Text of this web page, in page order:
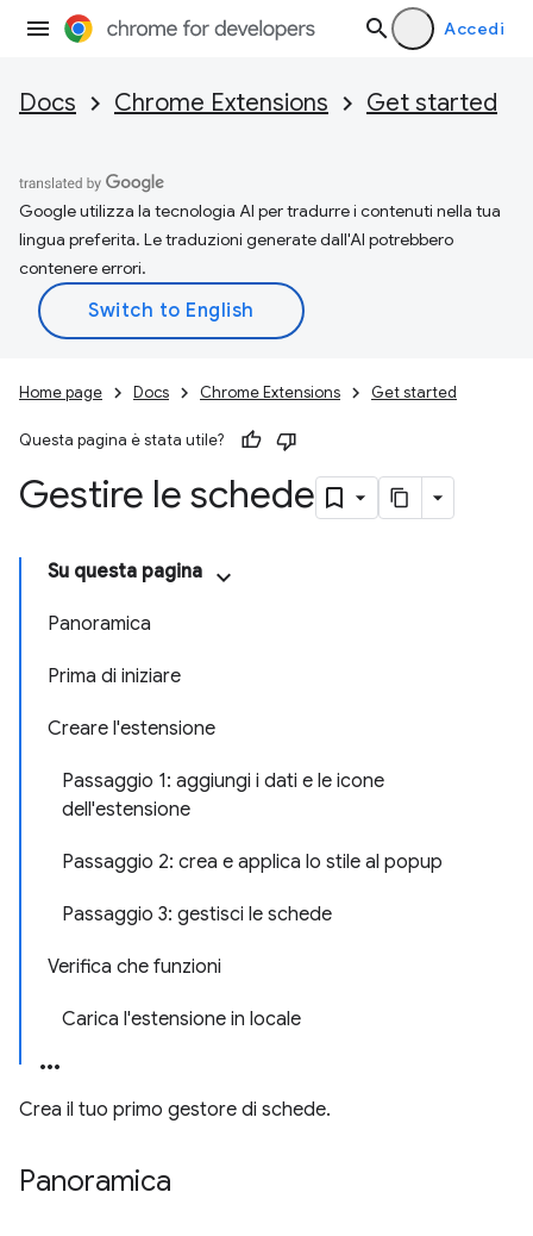
Accedi
Docs Chrome Extensions Get started
Google utilizza la tecnologia AI per tradurre i contenuti nella tua
lingua preferita. Le traduzioni generate dall'AI potrebbero
contenere errori.
Home page Docs Chrome Extensions Get started
Questa pagina è stata utile?
Gestire le schede
Su questa pagina
Panoramica
Prima di iniziare
Creare l'estensione
Passaggio 1: aggiungi i dati e le icone
dell'estensione
Passaggio 2: crea e applica lo stile al popup
Passaggio 3: gestisci le schede
Verifica che funzioni
Carica l'estensione in locale
Crea il tuo primo gestore di schede.
Panoramica